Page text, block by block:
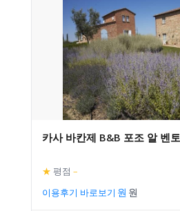
카사 바칸제 B&B 포조 알 벤
★ 평점 –
이용후기 바로보기